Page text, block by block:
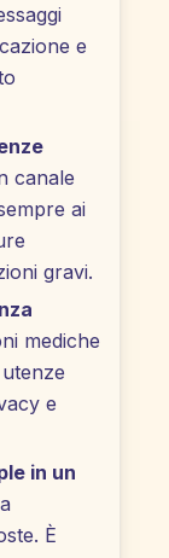
e
canale
ai
gravi.
mediche
e
in un
È